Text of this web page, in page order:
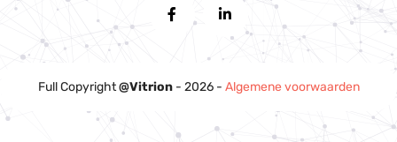
Full Copyright@Vitrion- 2026 - Algemene voorwaarden